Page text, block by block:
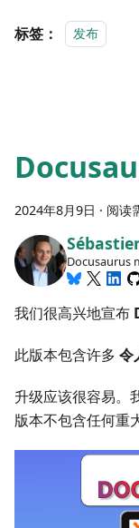
标签： 发布
2024年8月9日 · 阅读
Docusaurus
我们很高兴地宣布
此版本包含许多 令
升级应该很容易。
版本不包含任何重